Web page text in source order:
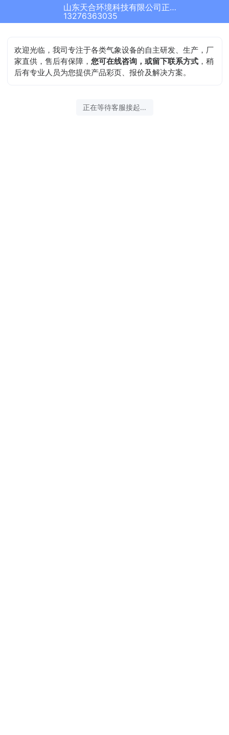
山东天合环境科技有限公司正在为您服务
13276363035
欢迎光临，我司专注于各类气象设备的自主研发、生产，厂
家直供，售后有保障，您可在线咨询，或留下联系方式 ，稍
后有专业人员为您提供产品彩页、报价及解决方案。
正在等待客服接起...